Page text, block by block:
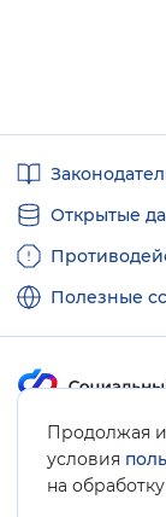
Продолжая
условия
на
ссылки
Открытые
Полезные
Карта сайта